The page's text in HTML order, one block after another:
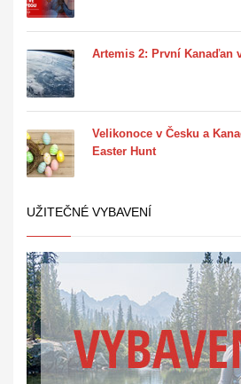
Artemis 2: První Kanaďan
Velikonoce v Česku a
Easter Hunt
UŽITEČNÉ VYBAVENÍ